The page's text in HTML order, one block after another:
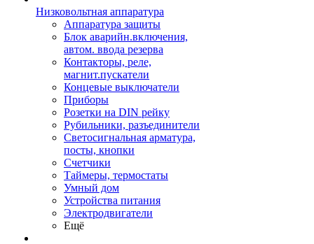
Низковольтная аппаратура
Аппаратура защиты
Блок аварийн.включения,
автом. ввода резерва
Контакторы, реле,
магнит.пускатели
Концевые выключатели
Приборы
Розетки на DIN рейку
Рубильники, разъединители
Светосигнальная арматура,
посты, кнопки
Счетчики
Таймеры, термостаты
Умный дом
Устройства питания
Электродвигатели
Ещё